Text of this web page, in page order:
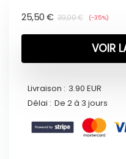
39,00€
25,50 € (-35%)
VOIR
Livraison : 3.90 EUR
Délai : De 2 à 3 jours